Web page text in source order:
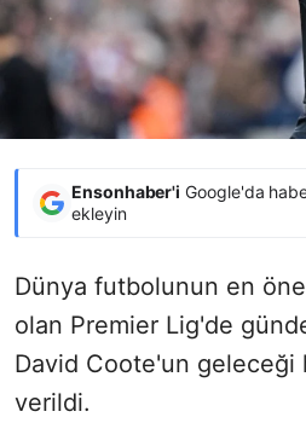
Ensonhaber'i Google'da
ekleyin
Dünya futbolunun en
olan Premier Lig'de
David Coote'un geleceği
verildi.